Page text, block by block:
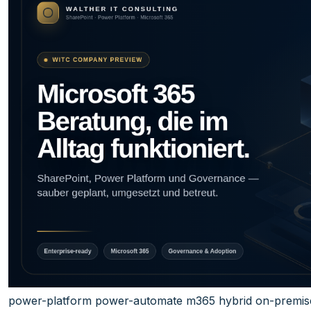
power-platform power-automate m365 hybrid on-